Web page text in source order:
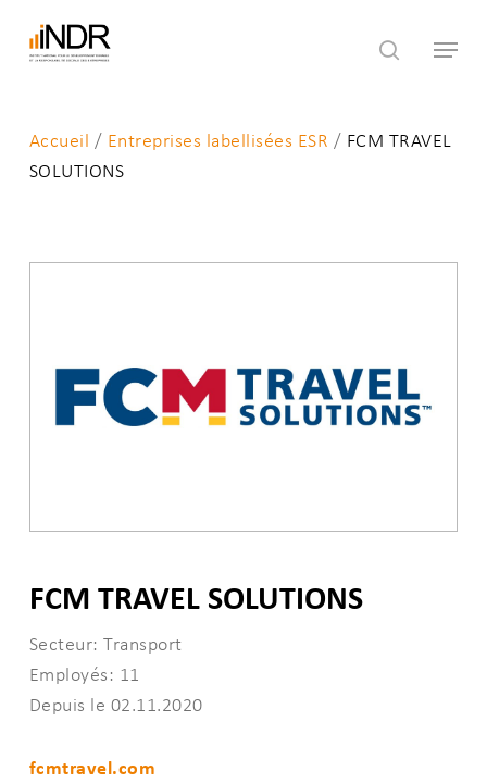
search
Menu
Accueil / Entreprises labellisées ESR / FCM TRAVEL
SOLUTIONS
FCM TRAVEL SOLUTIONS
Secteur: Transport
Employés: 11
Depuis le 02.11.2020
fcmtravel.com